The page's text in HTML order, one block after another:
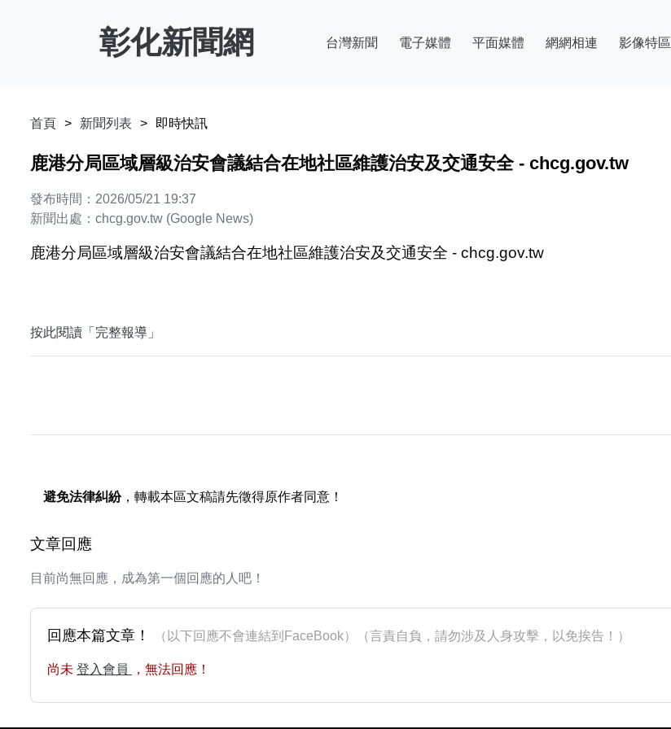
彰化新聞網 台灣新聞 電子媒體 平面媒體 網網相連 影像特區
首頁 新聞列表 即時快訊
鹿港分局區域層級治安會議結合在地社區維護治安及交通安全 - chcg.gov.tw
發布時間：2026/05/21 19:37
新聞出處：chcg.gov.tw (Google News)
鹿港分局區域層級治安會議結合在地社區維護治安及交通安全 - chcg.gov.tw
按此閱讀「完整報導」
避免法律糾紛，轉載本區文稿請先徵得原作者同意！
文章回應
目前尚無回應，成為第一個回應的人吧！
回應本篇文章！ （以下回應不會連結到FaceBook）（言責自負，請勿涉及人身攻擊，以免挨告！）
尚未 登入會員 ，無法回應！